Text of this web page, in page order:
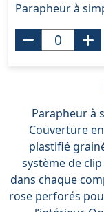
Parapheur à
Parapheur à
Couverture
plastifié
système de
dans chaque
rose perforés